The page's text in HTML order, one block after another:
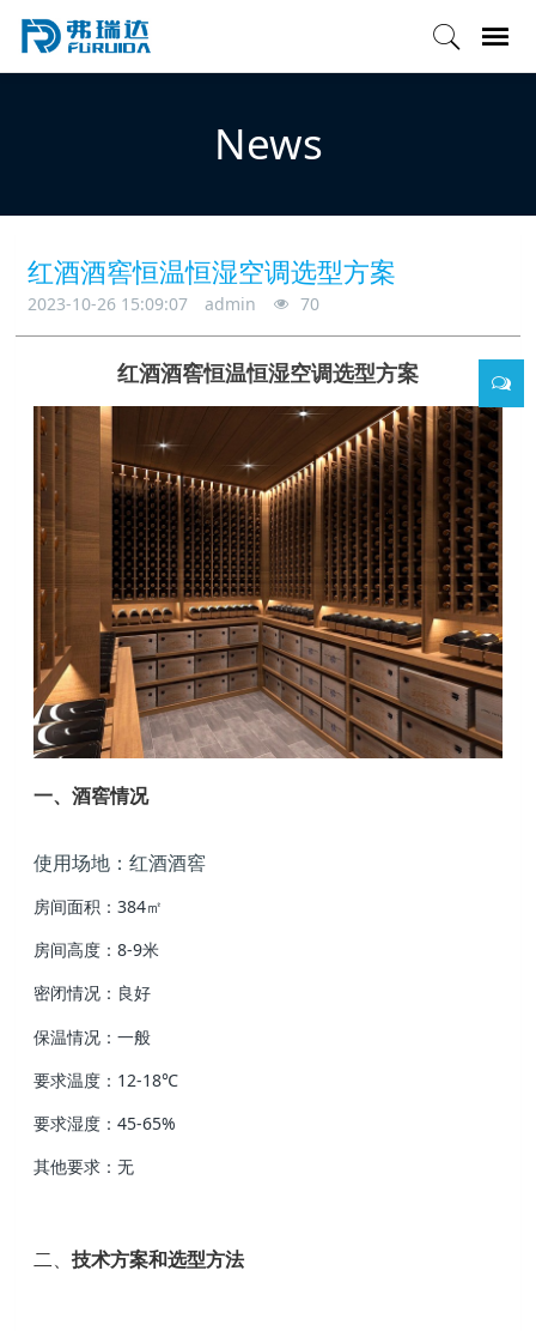
News
红酒酒窖恒温恒湿空调选型方案
2023-10-26 15:09:07 admin 70
红酒酒窖恒温恒湿空调选型方案
一、酒窖情况
使用场地：红酒酒窖
房间面积：384㎡
房间高度：8-9米
密闭情况：良好
保温情况：一般
要求温度：12-18℃
要求湿度：45-65%
其他要求：无
二、技术方案和选型方法